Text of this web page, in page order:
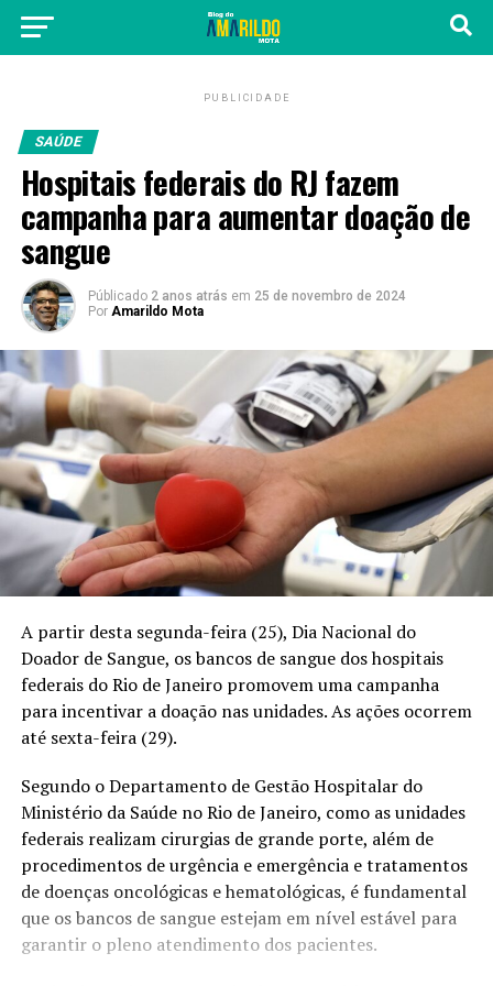
PUBLICIDADE
SAÚDE
Hospitais federais do RJ fazem
campanha para aumentar doação de
sangue
Públicado 2 anos atrás em 25 de novembro de 2024
Por Amarildo Mota
A partir desta segunda-feira (25), Dia Nacional do
Doador de Sangue, os bancos de sangue dos hospitais
federais do Rio de Janeiro promovem uma campanha
para incentivar a doação nas unidades. As ações ocorrem
até sexta-feira (29).
Segundo o Departamento de Gestão Hospitalar do
Ministério da Saúde no Rio de Janeiro, como as unidades
federais realizam cirurgias de grande porte, além de
procedimentos de urgência e emergência e tratamentos
de doenças oncológicas e hematológicas, é fundamental
que os bancos de sangue estejam em nível estável para
garantir o pleno atendimento dos pacientes.